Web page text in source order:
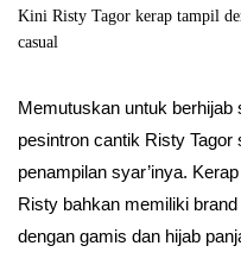
Kini Risty Tagor kerap tampil
casual
Memutuskan untuk berhijab
pesintron cantik Risty
penampilan syar’inya.
Risty bahkan memiliki
dengan gamis dan hijab